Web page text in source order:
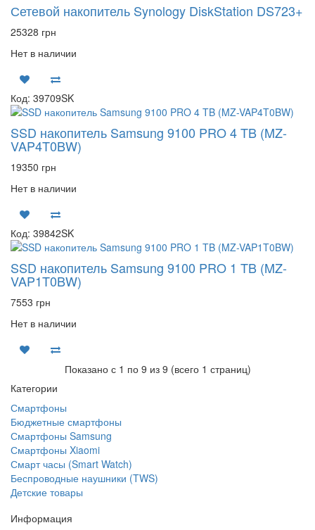
Сетевой накопитель Synology DiskStation DS723+
25328 грн
Нет в наличии
Код: 39709SK
SSD накопитель Samsung 9100 PRO 4 TB (MZ-
VAP4T0BW)
19350 грн
Нет в наличии
Код: 39842SK
SSD накопитель Samsung 9100 PRO 1 TB (MZ-
VAP1T0BW)
7553 грн
Нет в наличии
Показано с 1 по 9 из 9 (всего 1 страниц)
Категории
Смартфоны
Бюджетные смартфоны
Смартфоны Samsung
Смартфоны Xiaomi
Смарт часы (Smart Watch)
Беспроводные наушники (TWS)
Детские товары
Информация